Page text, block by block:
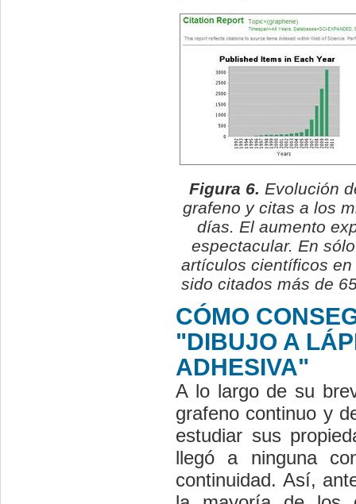
Figura 6. Evolución
grafeno y citas a los
días. El aumento
espectacular. En
artículos científicos
sido citados más de
CÓMO
"DIBUJO A
ADHESIVA"
A lo largo de su
grafeno continuo y
estudiar sus
llegó a ninguna
continuidad. Así,